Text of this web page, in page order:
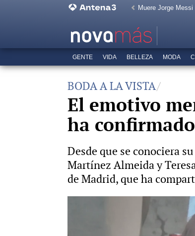
Muere Jorge Messi
GENTE VIDA BELLEZA MODA
BODA A LA VISTA
El emotivo
ha
Desde que se conociera
Martínez Almeida y
de Madrid, que ha
Almeida y su novia